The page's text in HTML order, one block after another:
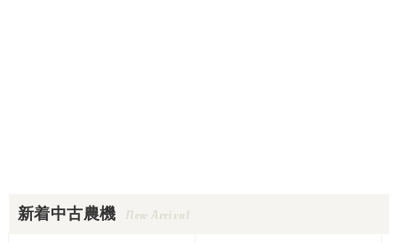
新着中古農機 New Arrival